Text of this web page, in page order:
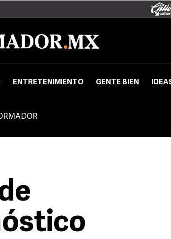
ENTRETENIMIENTO GENTE BIEN